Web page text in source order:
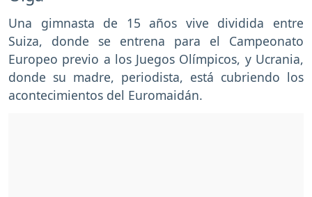
Una gimnasta de 15 años vive dividida entre
Suiza, donde se entrena para el Campeonato
Europeo previo a los Juegos Olímpicos, y Ucrania,
donde su madre, periodista, está cubriendo los
acontecimientos del Euromaidán.